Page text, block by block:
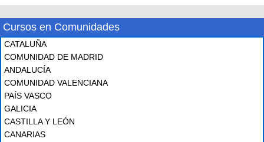
Cursos en Comunidades
CATALUÑA
COMUNIDAD DE MADRID
ANDALUCÍA
COMUNIDAD VALENCIANA
PAÍS VASCO
GALICIA
CASTILLA Y LEÓN
CANARIAS